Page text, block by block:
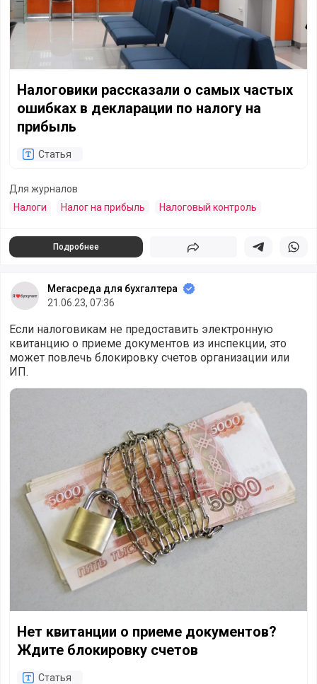
Налоговики рассказали о самых частых
ошибках в декларации по налогу на
прибыль
Статья
Для журналов
Налоги
Налог на прибыль Налоговый контроль
Подробнее Поделиться Поделиться в
Мегасреда для бухгалтера
21.06.23, 07:36
Если налоговикам не предоставить электронную
квитанцию о приеме документов из инспекции, это
может повлечь блокировку счетов организации или
ИП.
Нет квитанции о приеме документов? Ждите
Нет квитанции о приеме документов?
Ждите блокировку счетов
Статья